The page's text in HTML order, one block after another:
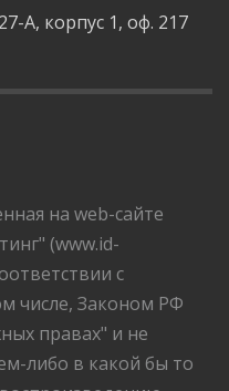
А, корпус 1, оф. 217
на web-сайте
(www.id-
с
числе, Законом РФ
правах" и не
либо в какой бы то